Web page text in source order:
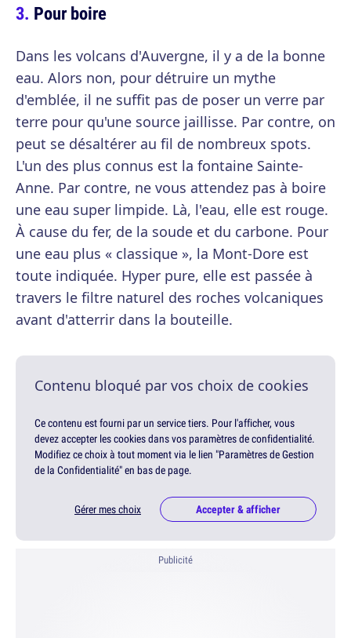
Pour boire
Dans les volcans d'Auvergne, il y a de la bonne
eau. Alors non, pour détruire un mythe
d'emblée, il ne suffit pas de poser un verre par
terre pour qu'une source jaillisse. Par contre, on
peut se désaltérer au fil de nombreux spots.
L'un des plus connus est la fontaine Sainte-
Anne. Par contre, ne vous attendez pas à boire
une eau super limpide. Là, l'eau, elle est rouge.
À cause du fer, de la soude et du carbone. Pour
une eau plus « classique », la Mont-Dore est
toute indiquée. Hyper pure, elle est passée à
travers le filtre naturel des roches volcaniques
avant d'atterrir dans la bouteille.
Contenu bloqué par vos choix de cookies
Ce contenu est fourni par un service tiers. Pour l'afficher, vous
devez accepter les cookies dans vos paramètres de confidentialité.
Modifiez ce choix à tout moment via le lien "Paramètres de Gestion
de la Confidentialité" en bas de page.
Gérer mes choix Accepter & afficher
Publicité